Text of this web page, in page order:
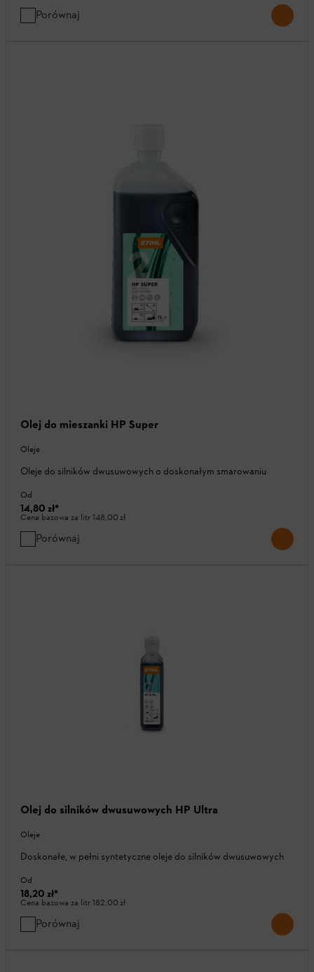
Porównaj
Olej do mieszanki HP Super
Oleje
Oleje do silników dwusuwowych o doskonałym smarowaniu
Od
14,80 zł*
Cena bazowa za litr148,00 zł
Porównaj
Olej do silników dwusuwowych HP Ultra
Oleje
Doskonałe, w pełni syntetyczne oleje do silników dwusuwowych
Od
18,20 zł*
Cena bazowa za litr182,00 zł
Porównaj